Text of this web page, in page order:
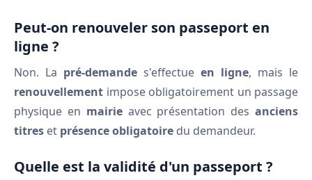
Peut-on renouveler son passeport en
ligne ?
Non. La pré-demande s'effectue en ligne, mais le
renouvellement impose obligatoirement un passage
physique en mairieavec présentation desanciens
titres et présence obligatoire du demandeur.
Quelle est la validité d'un passeport ?